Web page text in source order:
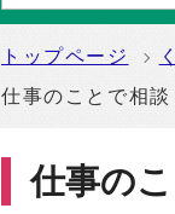
トップページ
仕事のことで相談
仕事の